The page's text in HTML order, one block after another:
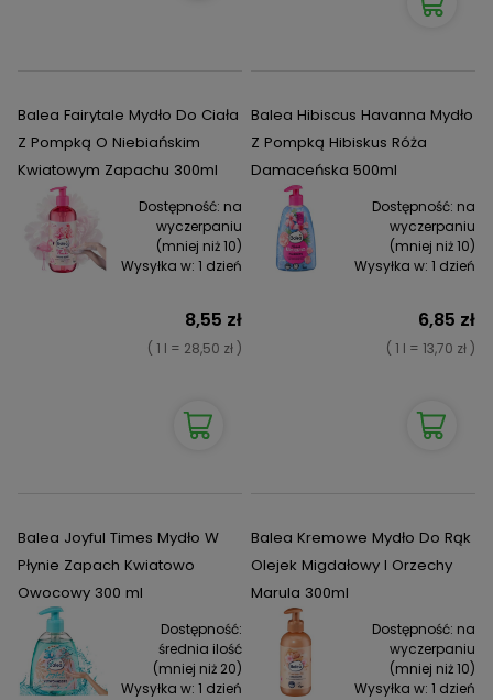
Balea Fairytale Mydło Do Ciała
Z Pompką O Niebiańskim
Kwiatowym Zapachu 300ml
Dostępność: na
wyczerpaniu
(mniej niż 10)
Wysyłka w: 1 dzień
8,55 zł
( 1 l = 28,50 zł )
Balea Hibiscus Havanna Mydło
Z Pompką Hibiskus Róża
Damaceńska 500ml
Dostępność: na
wyczerpaniu
(mniej niż 10)
Wysyłka w: 1 dzień
6,85 zł
( 1 l = 13,70 zł )
Balea Joyful Times Mydło W
Płynie Zapach Kwiatowo
Owocowy 300 ml
Dostępność:
średnia ilość
(mniej niż 20)
Wysyłka w: 1 dzień
Balea Kremowe Mydło Do Rąk
Olejek Migdałowy I Orzechy
Marula 300ml
Dostępność: na
wyczerpaniu
(mniej niż 10)
Wysyłka w: 1 dzień